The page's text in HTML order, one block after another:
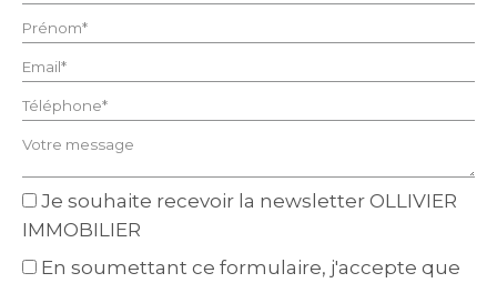
Prénom* :
Email* :
Téléphone* :
Votre message :
Je souhaite recevoir la newsletter OLLIVIER
IMMOBILIER
En soumettant ce formulaire, j'accepte que